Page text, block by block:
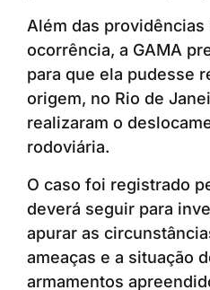
Além das providências
ocorrência, a GAMA
para que ela pudesse
origem, no Rio de
realizaram o
rodoviária.
O caso foi registrado
deverá seguir para
apurar as
ameaças e a situação
armamentos